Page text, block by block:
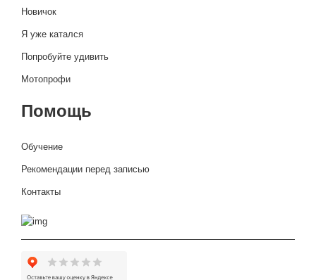
Новичок
Я уже катался
Попробуйте удивить
Мотопрофи
Помощь
Обучение
Рекомендации перед записью
Контакты